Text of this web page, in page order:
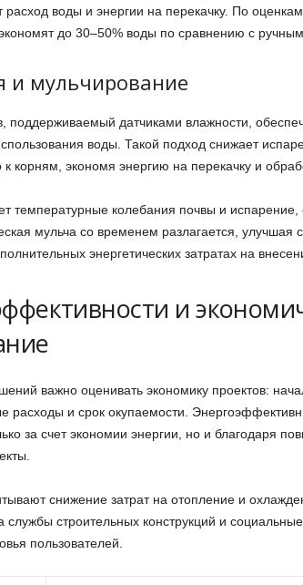
расход воды и энергии на перекачку. По
до 30–50% воды по сравнению с
и мульчирование
поддерживаемый датчиками влажности,
воды. Такой подход снижает
к корням, экономя энергию на перекачку и
температурные колебания почвы и испарение,
мульча со временем разлагается, улучшая
энергетических затратах на
и
важно оценивать экономику проектов:
расходы и срок окупаемости.
за счет экономии энергии, но и благодаря
снижение затрат на отопление и
службы строительных конструкций и
пользователей.